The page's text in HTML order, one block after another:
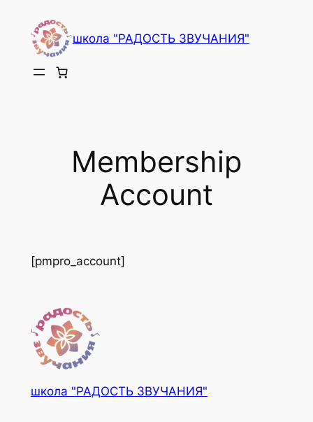
содержимому
школа "РАДОСТЬ ЗВУЧАНИЯ"
Membership
Account
[pmpro_account]
школа "РАДОСТЬ ЗВУЧАНИЯ"